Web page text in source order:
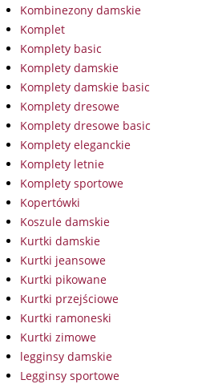
Kombinezony damskie
Komplet
Komplety basic
Komplety damskie
Komplety damskie basic
Komplety dresowe
Komplety dresowe basic
Komplety eleganckie
Komplety letnie
Komplety sportowe
Kopertówki
Koszule damskie
Kurtki damskie
Kurtki jeansowe
Kurtki pikowane
Kurtki przejściowe
Kurtki ramoneski
Kurtki zimowe
legginsy damskie
Legginsy sportowe